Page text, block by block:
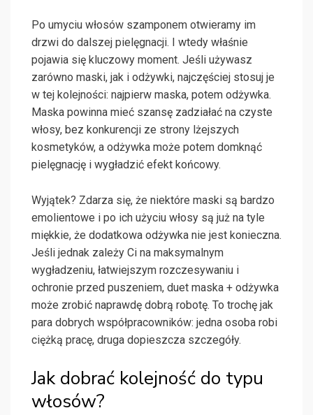
Po umyciu włosów szamponem otwieramy im
drzwi do dalszej pielęgnacji. I wtedy właśnie
pojawia się kluczowy moment. Jeśli używasz
zarówno maski, jak i odżywki, najczęściej stosuj je
w tej kolejności: najpierw maska, potem odżywka.
Maska powinna mieć szansę zadziałać na czyste
włosy, bez konkurencji ze strony lżejszych
kosmetyków, a odżywka może potem domknąć
pielęgnację i wygładzić efekt końcowy.
Wyjątek? Zdarza się, że niektóre maski są bardzo
emolientowe i po ich użyciu włosy są już na tyle
miękkie, że dodatkowa odżywka nie jest konieczna.
Jeśli jednak zależy Ci na maksymalnym
wygładzeniu, łatwiejszym rozczesywaniu i
ochronie przed puszeniem, duet maska + odżywka
może zrobić naprawdę dobrą robotę. To trochę jak
para dobrych współpracowników: jedna osoba robi
ciężką pracę, druga dopieszcza szczegóły.
Jak dobrać kolejność do typu
włosów?